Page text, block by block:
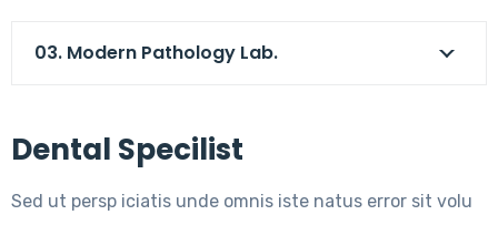
03. Modern Pathology Lab.
Dental Specilist
Sed ut persp iciatis unde omnis iste natus error sit volu